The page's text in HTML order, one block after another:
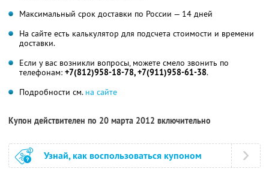
Максимальный срок доставки по России — 14 дней
На сайте есть калькулятор для подсчета стоимости и времени
доставки.
Если у вас возникли вопросы, можете смело звонить по
телефонам: +7(812)958-18-78, +7(911)958-61-38.
Подробности см. на сайте
Купон действителен по 20 марта 2012 включительно
Узнай, как воспользоваться купоном